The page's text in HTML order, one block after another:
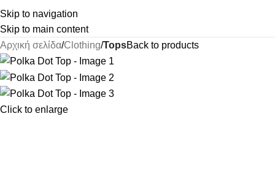
Skip to navigation
Skip to main content
Αρχική σελίδα Clothing TopsBack to products
Click to enlarge